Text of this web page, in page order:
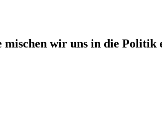
mischen wir uns in die